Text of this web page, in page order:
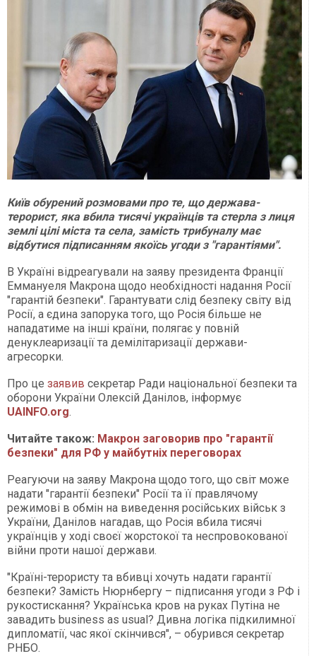
Київ обурений розмовами про те, що держава-
терорист, яка вбила тисячі українців та стерла з лиця
землі цілі міста та села, замість трибуналу має
відбутися підписанням якоїсь угоди з "гарантіями".
В Україні відреагували на заяву президента Франції
Еммануеля Макрона щодо необхідності надання Росії
"гарантій безпеки". Гарантувати слід безпеку світу від
Росії, а єдина запорука того, що Росія більше не
нападатиме на інші країни, полягає у повній
денуклеаризації та демілітаризації держави-
агресорки.
Про це заявив секретар Ради національної безпеки та
оборони України Олексій Данілов, інформує
UAINFO.org.
Читайте також: Макрон заговорив про "гарантії
безпеки" для РФ у майбутніх переговорах
Реагуючи на заяву Макрона щодо того, що світ може
надати "гарантії безпеки" Росії та її правлячому
режимові в обмін на виведення російських військ з
України, Данілов нагадав, що Росія вбила тисячі
українців у ході своєї жорстокої та неспровокованої
війни проти нашої держави.
"Країні-терористу та вбивці хочуть надати гарантії
безпеки? Замість Нюрнбергу – підписання угоди з РФ і
рукостискання? Українська кров на руках Путіна не
завадить business as usual? Дивна логіка підкилимної
дипломатії, час якої скінчився", – обурився секретар
РНБО.